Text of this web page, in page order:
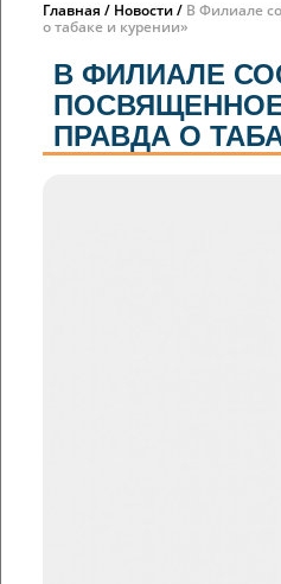
Главная Новости
В Филиале
о табаке и курении»
В ФИЛИАЛЕ
ПРАВДА О